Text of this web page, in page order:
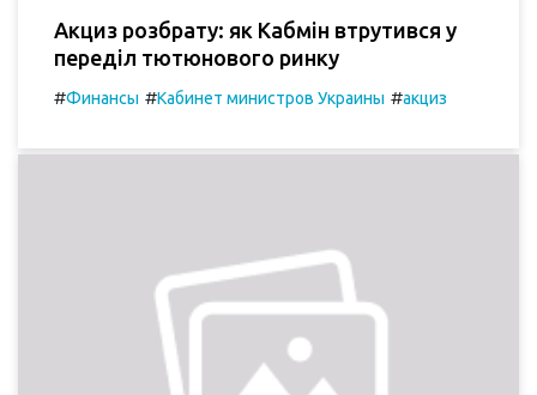
Акциз розбрату: як Кабмін втрутився у
переділ тютюнового ринку
#Финансы #Кабинет министров Украины #акциз